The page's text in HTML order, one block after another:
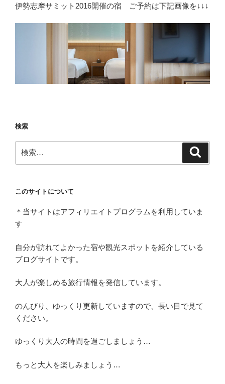
伊勢志摩サミット2016開催の宿 ご予約は下記画像を↓↓↓
検索
索:
このサイトについて
＊当サイトはアフィリエイトプログラムを利用していま
す
自分が訪れてよかった宿や観光スポットを紹介している
ブログサイトです。
大人が楽しめる旅行情報を発信しています。
のんびり、ゆっくり更新していますので、長い目で見て
ください。
ゆっくり大人の時間を過ごしましょう…
もっと大人を楽しみましょう…